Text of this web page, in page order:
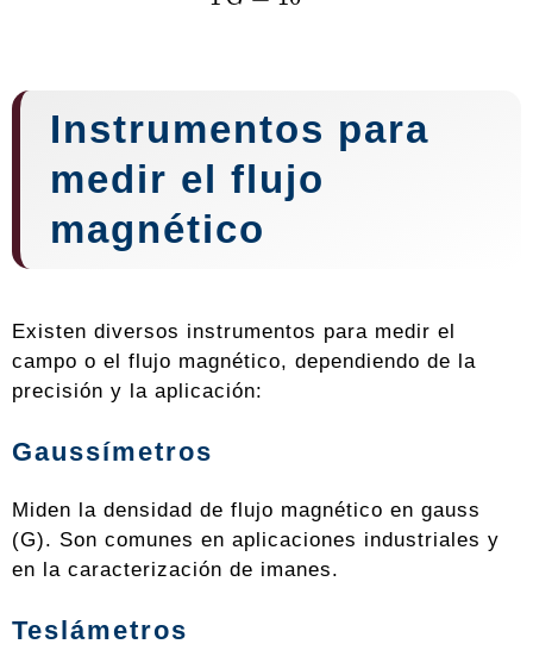
Instrumentos para
medir el flujo
magnético
Existen diversos instrumentos para medir el
campo o el flujo magnético, dependiendo de la
precisión y la aplicación:
Gaussímetros
Miden la densidad de flujo magnético en gauss
(G). Son comunes en aplicaciones industriales y
en la caracterización de imanes.
Teslámetros